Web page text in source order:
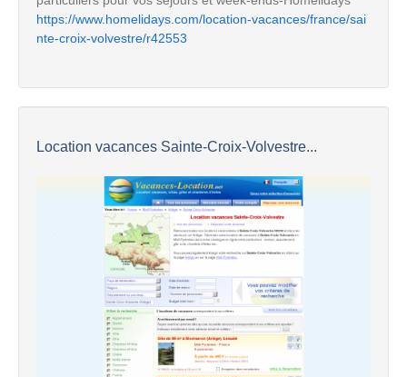
https://www.homelidays.com/location-vacances/france/sai
nte-croix-volvestre/r42553
Location vacances Sainte-Croix-Volvestre...